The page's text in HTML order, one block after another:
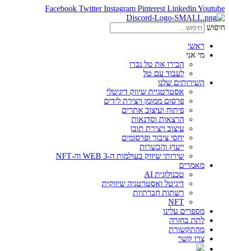
Facebook Twitter Instagram Pinterest Linkedin Youtube
חיפוש
ראשי
מי אני
הכירו את טל נברו
לעבוד עם טל
השירותים שלנו
אסטרטגיית שיווק דיגיטלי
פרסום ממומן ויצירת לידים
פיתוח ועיצוב אתרים
הרצאות וסדנאות
עיצוב ויצירת תוכן
יחסי ציבור ופרסומים
ייעוץ והכשרות
שירותי שיווק בעולמות ה-WEB 3 וה-NFT
מאמרים
טכנולוגית AI
דיגיטל ואסטרטגיה שיווקית
רשתות חברתיות
NFT
מספרים עלינו
לתת בחזרה
מהתקשורת
צרו קשר